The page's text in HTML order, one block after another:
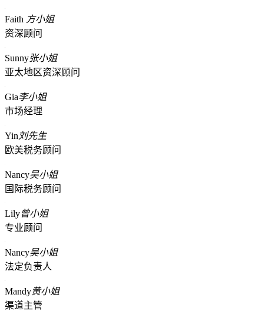
Faith 方小姐
资深顾问
Sunny张小姐
亚太地区资深顾问
Gia李小姐
市场经理
Yin 刘先生
欧美税务顾问
Nancy吴小姐
国际税务顾问
Lily曾小姐
专业顾问
Nancy吴小姐
法定负责人
Mandy黄小姐
渠道主管